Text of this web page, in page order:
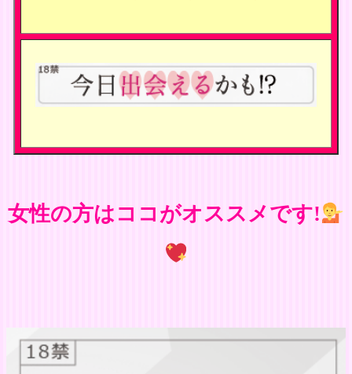
女性の方はココがオススメです!